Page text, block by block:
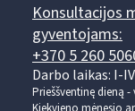
Konsultacijos
gyventojams:
+370 5 260
Darbo laikas: I-
Prieššventinę dieną